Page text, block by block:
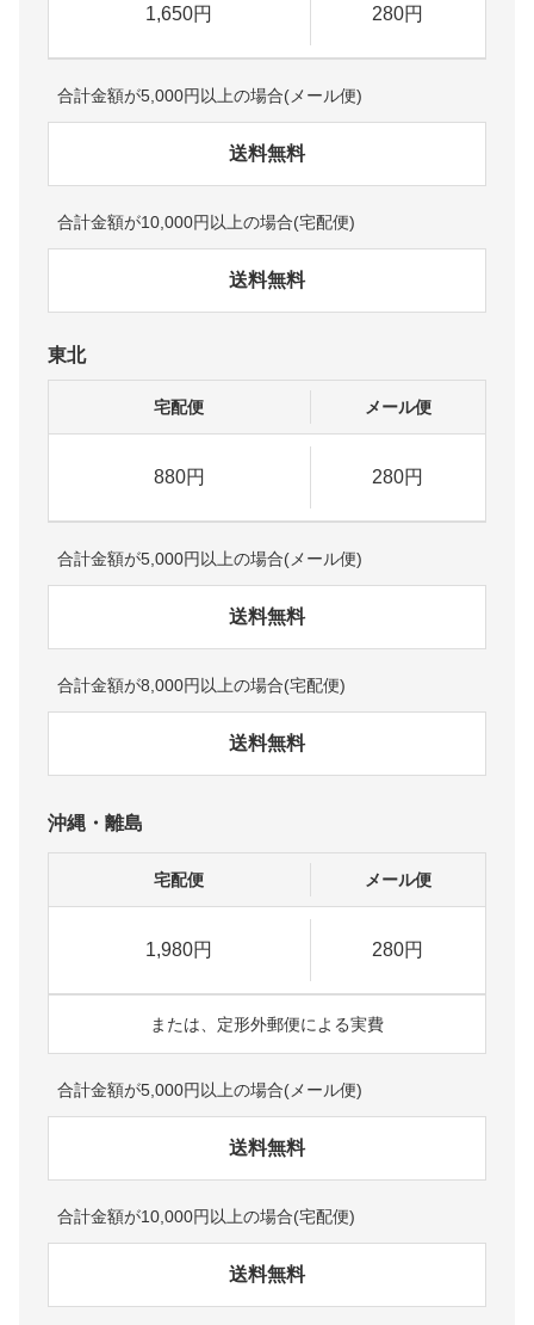
1,650円 280円
合計金額が5,000円以上の場合(メール便)
送料無料
合計金額が10,000円以上の場合(宅配便)
送料無料
東北
宅配便 メール便
880円 280円
合計金額が5,000円以上の場合(メール便)
送料無料
合計金額が8,000円以上の場合(宅配便)
送料無料
沖縄・離島
宅配便 メール便
1,980円 280円
または、定形外郵便による実費
合計金額が5,000円以上の場合(メール便)
送料無料
合計金額が10,000円以上の場合(宅配便)
送料無料